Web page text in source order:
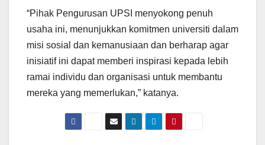
“Pihak Pengurusan UPSI menyokong penuh
usaha ini, menunjukkan komitmen universiti dalam
misi sosial dan kemanusiaan dan berharap agar
inisiatif ini dapat memberi inspirasi kepada lebih
ramai individu dan organisasi untuk membantu
mereka yang memerlukan,” katanya.